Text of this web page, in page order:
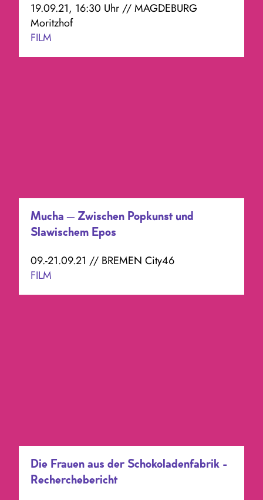
19.09.21, 16:30 Uhr // MAGDEBURG
Moritzhof
FILM
Mucha – Zwischen Popkunst und
Slawischem Epos
09.-21.09.21 // BREMEN City46
FILM
Die Frauen aus der Schokoladenfabrik -
Recherchebericht